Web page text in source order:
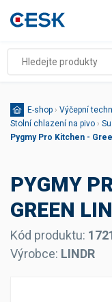
E-shop › Výčepní
Stolní chlazení na pivo ›
Pygmy Pro Kitchen -
PYGMY
GREEN
Kód produktu:
Výrobce: LINDR